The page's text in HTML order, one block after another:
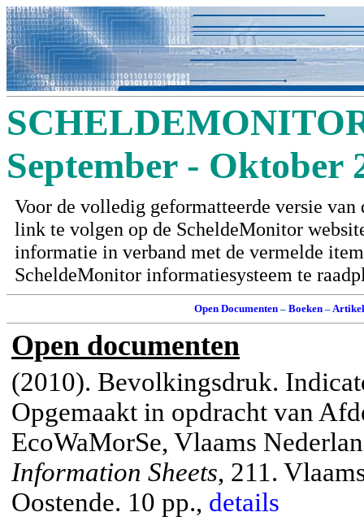
September - Oktober
Voor de volledig geformatteerde versie
link te volgen op de ScheldeMonitor
informatie in verband met de vermelde
ScheldeMonitor informatiesysteem te
Open Documenten – Boeken –
Open documenten
(2010). Bevolkingsdruk.
Opgemaakt in opdracht van
EcoWaMorSe, Vlaams
Information Sheets, 211.
Oostende. 10 pp., details